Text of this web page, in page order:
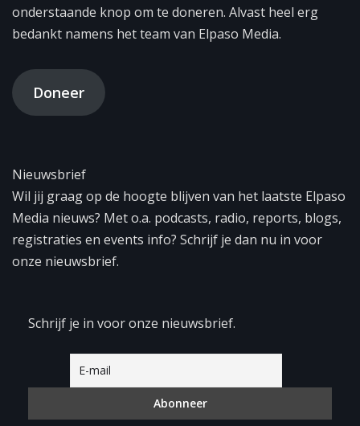
onderstaande knop om te doneren. Alvast heel erg
bedankt namens het team van Elpaso Media.
Doneer
Nieuwsbrief
Wil jij graag op de hoogte blijven van het laatste Elpaso
Media nieuws? Met o.a. podcasts, radio, reports, blogs,
registraties en events info? Schrijf je dan nu in voor
onze nieuwsbrief.
Schrijf je in voor onze nieuwsbrief.